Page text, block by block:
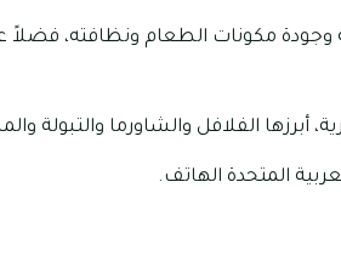
وجودة مكونات الطعام ونظافته، فضلاً
أبرزها الفلافل والشاورما والتبولة
المتحدة الهاتف.